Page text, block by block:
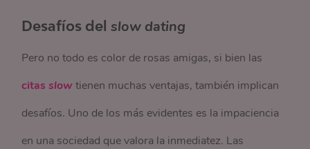
Desafíos del slow dating
Pero no todo es color de rosas amigas, si bien las
citasslowtienen muchas ventajas, también implican
desafíos. Uno de los más evidentes es la impaciencia
en una sociedad que valora la inmediatez. Las